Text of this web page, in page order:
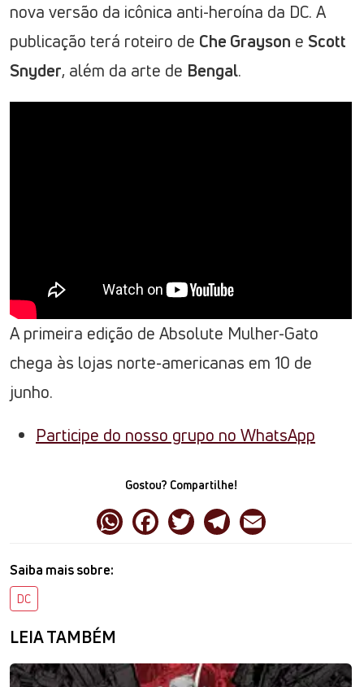
nova versão da icônica anti-heroína da DC. A
publicação terá roteiro de Che Grayson e Scott
Snyder, além da arte de Bengal.
A primeira edição de Absolute Mulher-Gato
chega às lojas norte-americanas em 10 de
junho.
Participe do nosso grupo no WhatsApp
Gostou? Compartilhe!
Saiba mais sobre:
DC
LEIA TAMBÉM